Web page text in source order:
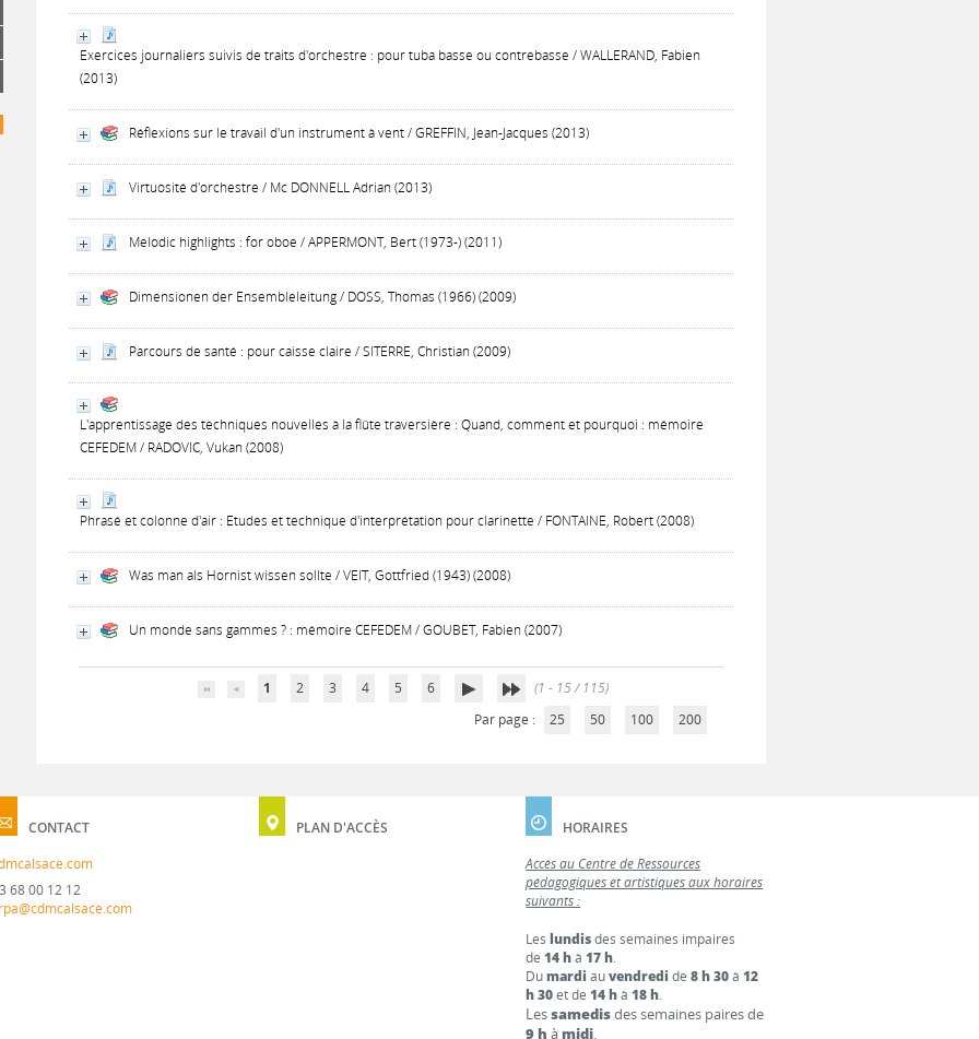
Exercices journaliers suivis de traits d'orchestre : pour tuba basse ou contrebasse / WALLERAND, Fabien
(2013)
Réflexions sur le travail d'un instrument à vent / GREFFIN, Jean-Jacques (2013)
Virtuosité d'orchestre / Mc DONNELL Adrian (2013)
Melodic highlights : for oboe / APPERMONT, Bert (1973-) (2011)
Dimensionen der Ensembleleitung / DOSS, Thomas (1966) (2009)
Parcours de santé : pour caisse claire / SITERRE, Christian (2009)
L'apprentissage des techniques nouvelles à la flûte traversière : Quand, comment et pourquoi : mémoire
CEFEDEM / RADOVIC, Vukan (2008)
Phrasé et colonne d'air : Etudes et technique d'interprétation pour clarinette / FONTAINE, Robert (2008)
Was man als Hornist wissen sollte / VEIT, Gottfried (1943) (2008)
Un monde sans gammes ? : mémoire CEFEDEM / GOUBET, Fabien (2007)
1 2 3 4 5 6
(1 - 15 / 115)
Par page :
25 50 100 200
CONTACT
68 00 12 12
PLAN D'ACCÈS
HORAIRES
Accès au Centre de Ressources
pédagogiques et artistiques aux horaires
suivants :
Leslundisdes semaines impaires
de14 hà17 h.
Dumardi auvendredi de8 h 30à12
h 30et de14 hà18 h.
Lessamedisdes semaines paires de
9 h à midi.